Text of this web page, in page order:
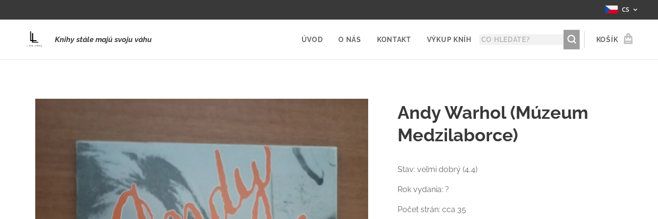
CS
Knihy stále majú svoju váhu ÚVOD O NÁS KONTAKT VÝKUP KNÍH KOŠÍK
Andy Warhol (Múzeum
Medzilaborce)
Stav: veľmi dobrý (4,4)
Rok vydania: ?
Počet strán: cca 35